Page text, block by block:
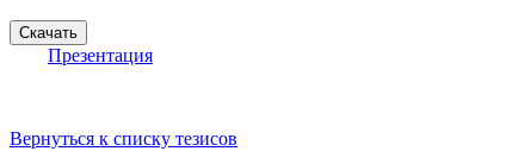
Презентация
Вернуться к списку тезисов